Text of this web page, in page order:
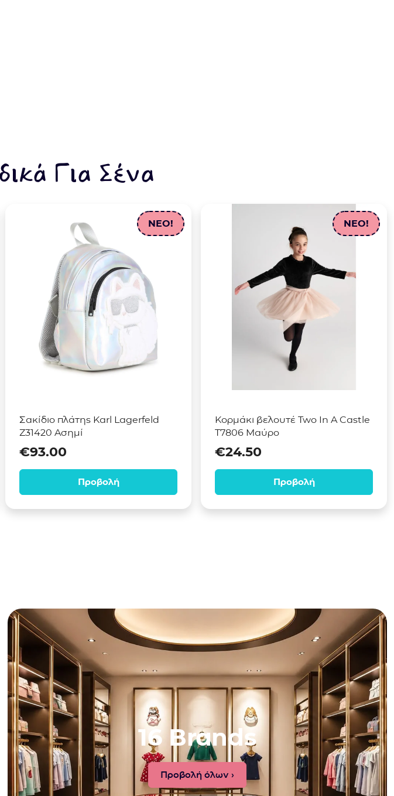
Για Σένα
NEO!
Σακίδιο πλάτης Karl Lagerfeld
Z31420 Ασημί
€93.00
Προβολή
NEO!
Κορμάκι βελουτέ Two In A Castle
T7806 Μαύρο
€24.50
Προβολή
16 Brands
Προβολή όλων ›